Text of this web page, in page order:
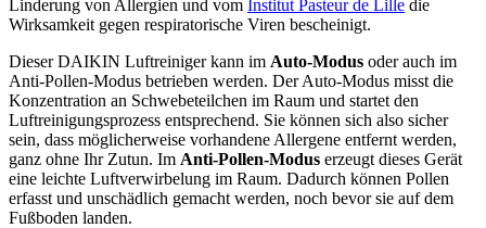
Linderung von Allergien und vom Institut Pasteur de Lille die
Wirksamkeit gegen respiratorische Viren bescheinigt.
Dieser DAIKIN Luftreiniger kann im Auto-Modus oder auch im
Anti-Pollen-Modus betrieben werden. Der Auto-Modus misst die
Konzentration an Schwebeteilchen im Raum und startet den
Luftreinigungsprozess entsprechend. Sie können sich also sicher
sein, dass möglicherweise vorhandene Allergene entfernt werden,
ganz ohne Ihr Zutun. Im Anti-Pollen-Modus erzeugt dieses Gerät
eine leichte Luftverwirbelung im Raum. Dadurch können Pollen
erfasst und unschädlich gemacht werden, noch bevor sie auf dem
Fußboden landen.